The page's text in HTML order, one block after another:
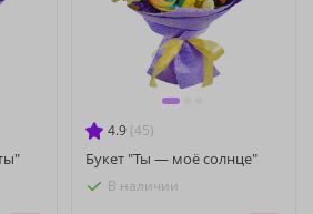
4.9 (45)
Букет "Ты — моё солнце"
В наличии